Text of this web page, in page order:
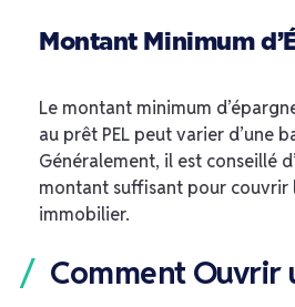
Montant Minimum
Le montant minimum
au prêt PEL peut varier d’une
Généralement, il est conseillé
montant suffisant pour couvrir
immobilier.
Comment Ouvrir